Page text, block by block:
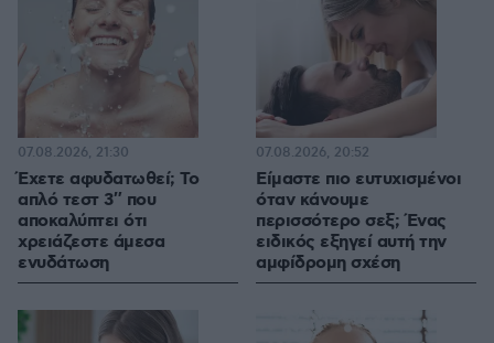
Έχετε αφυδατωθεί; Το
απλό τεστ 3″ που
αποκαλύπτει ότι
χρειάζεστε άμεσα
ενυδάτωση
07.08.2026, 21:30
Είμαστε πιο ευτυχισμένοι
όταν κάνουμε
περισσότερο σεξ; Ένας
ειδικός εξηγεί αυτή την
αμφίδρομη σχέση
07.08.2026, 20:52